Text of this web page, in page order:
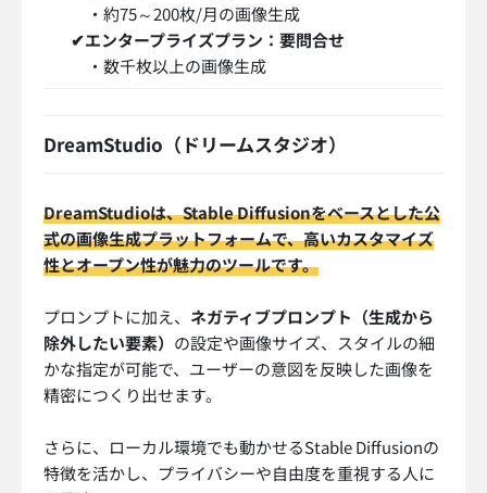
・約75～200枚/月の画像生成
✔エンタープライズプラン：要問合せ
・数千枚以上の画像生成
DreamStudio（ドリームスタジオ）
DreamStudioは、Stable Diffusionをベースとした公
式の画像生成プラットフォームで、高いカスタマイズ
性とオープン性が魅力のツールです。
プロンプトに加え、 ネガティブプロンプト（生成から
除外したい要素） の設定や画像サイズ、スタイルの細
かな指定が可能で、ユーザーの意図を反映した画像を
精密につくり出せます。
さらに、ローカル環境でも動かせるStable Diffusionの
特徴を活かし、プライバシーや自由度を重視する人に